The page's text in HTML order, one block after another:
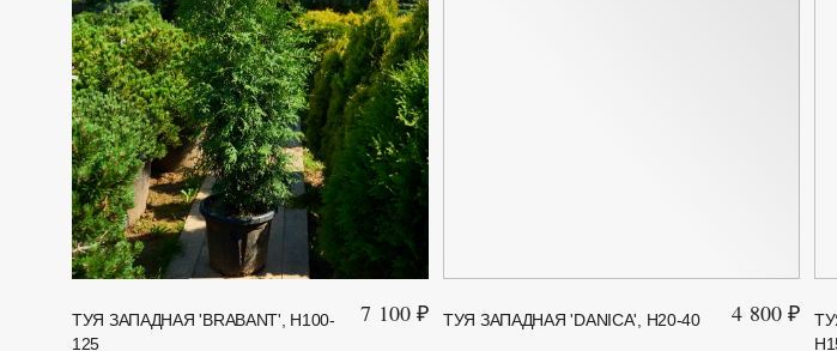
ТУЯ ЗАПАДНАЯ 'BRABANT', H100-
125
7 100 ₽ ТУЯ ЗАПАДНАЯ 'DANICA', H20-40 4 800 ₽